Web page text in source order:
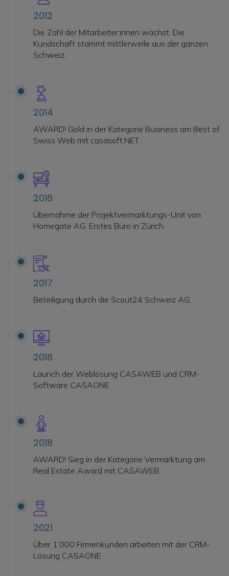
2012
Die Zahl der Mitarbeiter:innen wächst. Die
Kundschaft stammt mittlerweile aus der ganzen
Schweiz.
2014
AWARD! Gold in der Kategorie Business am Best of
Swiss Web mit casasoft.NET
2016
Übernahme der Projektvermarktungs-Unit von
Homegate AG. Erstes Büro in Zürich.
2017
Beteiligung durch die Scout24 Schweiz AG.
2018
Launch der Weblösung CASAWEB und CRM-
Software CASAONE
2018
AWARD! Sieg in der Kategorie Vermarktung am
Real Estate Award mit CASAWEB
2021
Über 1’000 Firmenkunden arbeiten mit der CRM-
Lösung CASAONE.